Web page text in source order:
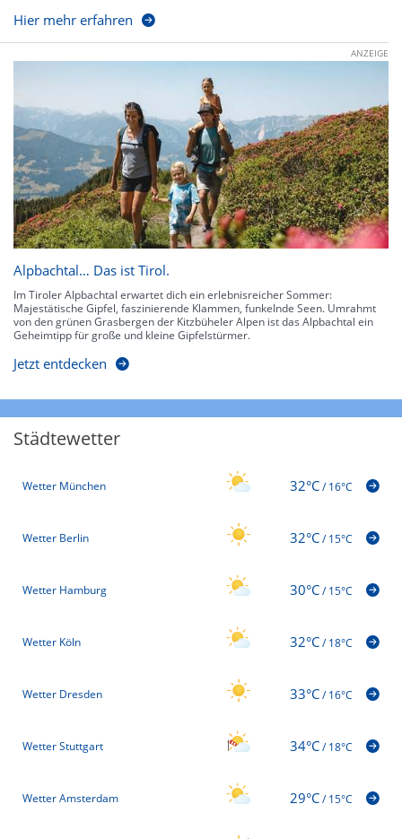
Hier mehr erfahren
ANZEIGE
Alpbachtal… Das ist Tirol.
Im Tiroler Alpbachtal erwartet dich ein erlebnisreicher Sommer:
Majestätische Gipfel, faszinierende Klammen, funkelnde Seen. Umrahmt
von den grünen Grasbergen der Kitzbüheler Alpen ist das Alpbachtal ein
Geheimtipp für große und kleine Gipfelstürmer.
Jetzt entdecken
Städtewetter
Wetter München 32°C/16°C
Wetter Berlin 32°C/15°C
Wetter Hamburg 30°C/15°C
Wetter Köln 32°C/18°C
Wetter Dresden 33°C/16°C
Wetter Stuttgart 34°C/18°C
Wetter Amsterdam 29°C/15°C